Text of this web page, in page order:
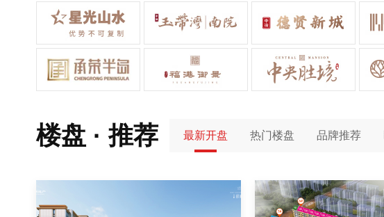
楼盘 · 推荐 最新开盘 热门楼盘 品牌推荐